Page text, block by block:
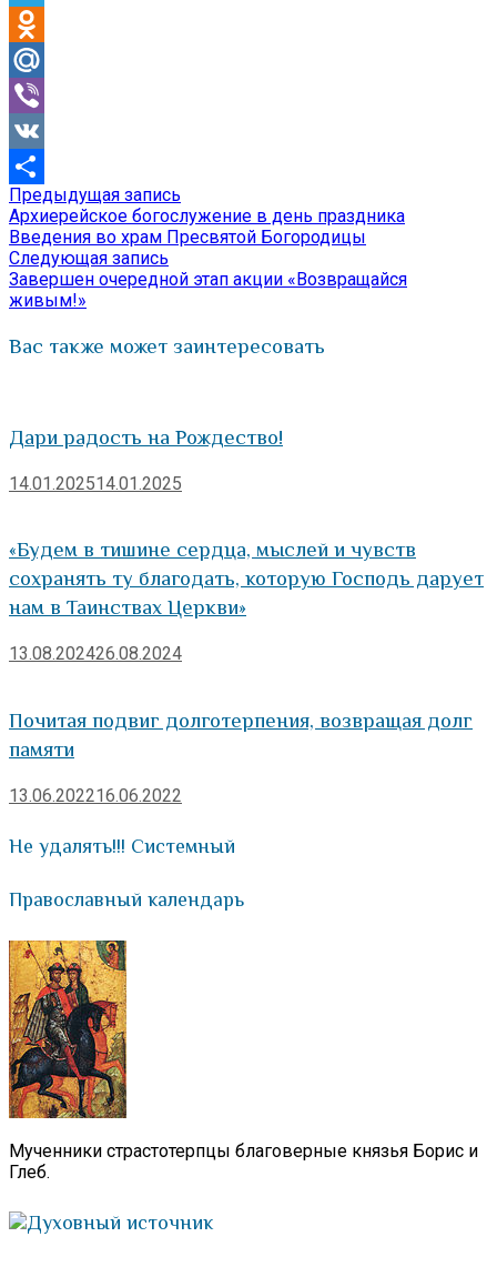
Telegram
Odnoklassniki
Mail.Ru
Viber
VK
Отправить
Навигация
по
записям
Предыдущая запись
запись:
Архиерейское богослужение в день праздника
Введения во храм Пресвятой Богородицы
Следующая запись
запись:
Завершен очередной этап акции «Возвращайся
живым!»
Вас также может заинтересовать
Дари радость на Рождество!
14.01.202514.01.2025
«Будем в тишине сердца, мыслей и чувств
сохранять ту благодать, которую Господь дарует
нам в Таинствах Церкви»
13.08.202426.08.2024
Почитая подвиг долготерпения, возвращая долг
памяти
13.06.202216.06.2022
Не удалять!!! Системный
Православный календарь
Мученники страстотерпцы благоверные князья Борис и
Глеб.
Духовный источник